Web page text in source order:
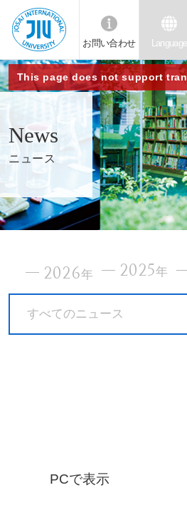
JIU
城西
国際
大学
お問い合わせ Language
This page does not support
News
ニュース
2026年 2025年
すべてのニュース
PCで表示